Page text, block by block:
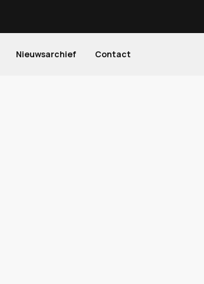
Nieuwsarchief Contact